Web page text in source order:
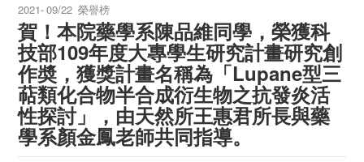
2021-09/22 榮譽榜
賀！本院藥學系陳品維同學，榮獲科
技部109年度大專學生研究計畫研究創
作奬，獲獎計畫名稱為「Lupane型三
萜類化合物半合成衍生物之抗發炎活
性探討」，由天然所王惠君所長與藥
學系顏金鳳老師共同指導。